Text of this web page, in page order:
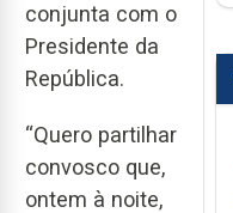
conjunta com o
Presidente da
República.
“Quero partilhar
convosco que,
ontem à noite,